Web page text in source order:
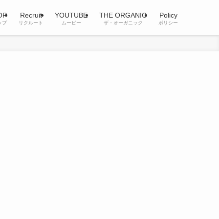
プ
Recruit
リクルート
YOUTUBE
ムービー
THE ORGANIC
ザ・オーガニック
Policy
ポリシー